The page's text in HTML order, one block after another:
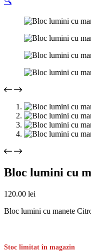
Bloc lumini cu
120.00 lei
Bloc lumini cu manete
Stoc limitat în magazin